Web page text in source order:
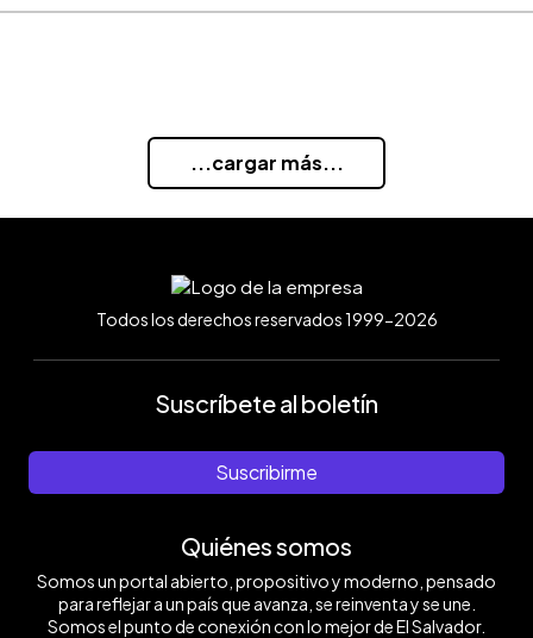
...cargar más...
Todos los derechos reservados 1999-2026
Suscríbete al boletín
Suscribirme
Quiénes somos
Somos un portal abierto, propositivo y moderno, pensado
para reflejar a un país que avanza, se reinventa y se une.
Somos el punto de conexión con lo mejor de El Salvador.